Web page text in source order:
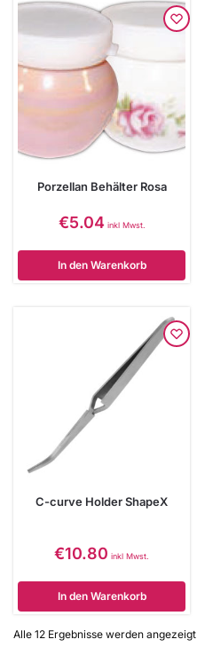
Porzellan Behälter Rosa
€5.04 inkl Mwst.
In den Warenkorb
C-curve Holder ShapeX
€10.80 inkl Mwst.
In den Warenkorb
Alle 12 Ergebnisse werden angezeigt